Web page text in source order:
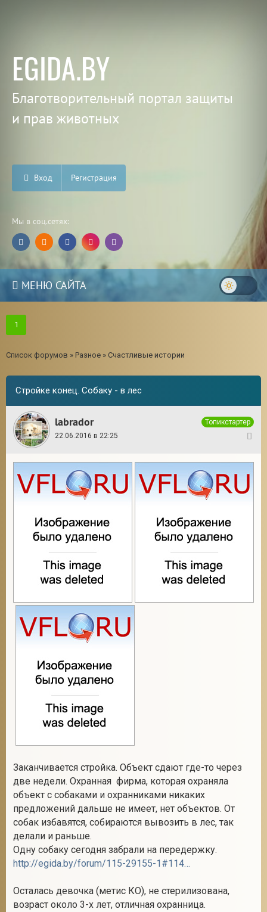
EGIDA.BY
Благотворительный портал защиты
и прав животных
Вход Регистрация
Мы в соц.сетях:
МЕНЮ САЙТА
1
Список форумов » Разное » Счастливые истории
Стройке конец. Собаку - в лес
labrador
Топикстартер
22.06.2016 в 22:25
Заканчивается стройка. Объект сдают где-то через
две недели. Охранная фирма, которая охраняла
объект с собаками и охранниками никаких
предложений дальше не имеет, нет объектов. От
собак избавятся, собираются вывозить в лес, так
делали и раньше.
Одну собаку сегодня забрали на передержку.
http://egida.by/forum/115-29155-1#1145156
Осталась девочка (метис КО), не стерилизована,
возраст около 3-х лет, отличная охранница.